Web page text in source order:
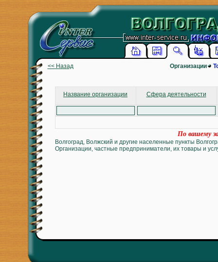
<< Назад Организации
Название организации Сфера деятельности
По вашему
Волгоград, Волжский и другие населенные пункты
Организации, частные предприниматели, их товары и